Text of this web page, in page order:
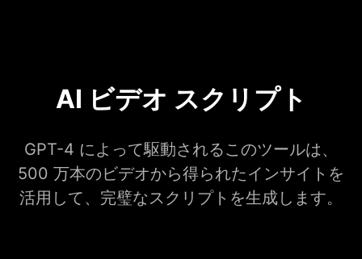
AI ビデオ スクリプト
GPT-4 によって駆動されるこのツールは、
500 万本のビデオから得られたインサイトを
活用して、完璧なスクリプトを生成します。